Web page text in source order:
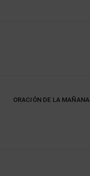
ORACIÓN DE LA MAÑANA